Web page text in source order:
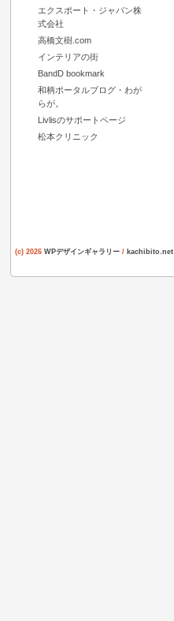
エクスポート・ジャパン株
式会社
高橋文樹.com
インテリアの街
BandD bookmark
和柄ポータルブログ・わが
らが。
Livlisのサポートページ
松本クリニック
(c) 2026 WPデザインギャラリー / kachibito.net